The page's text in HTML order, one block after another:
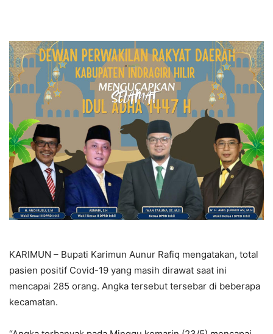
KARIMUN – Bupati Karimun Aunur Rafiq mengatakan, total
pasien positif Covid-19 yang masih dirawat saat ini
mencapai 285 orang. Angka tersebut tersebar di beberapa
kecamatan.